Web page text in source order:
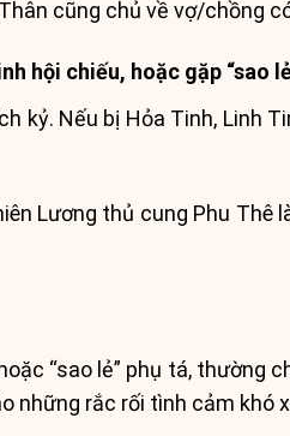
cũng chủ về vợ/chồng
hội chiếu, hoặc gặp “sao
kỷ. Nếu bị Hỏa Tinh, Linh
Lương thủ cung Phu
“sao lẻ” phụ tá, thường
những rắc rối tình cảm khó